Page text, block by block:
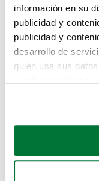
información en su
publicidad y
publicidad y
desarrollo de
quién usa sus
Si lo permite,
Recopilar